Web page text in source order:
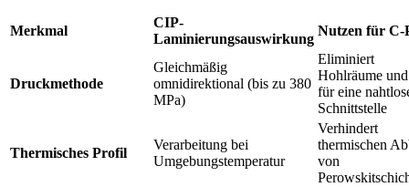
Merkmal
CIP-
Laminierungsauswirkung
Nutzen für C-
Druckmethode
Gleichmäßig
omnidirektional (bis zu 380
MPa)
Eliminiert
Hohlräume
für eine
Schnittstelle
Thermisches Profil
Verarbeitung bei
Umgebungstemperatur
Verhindert
thermischen
von